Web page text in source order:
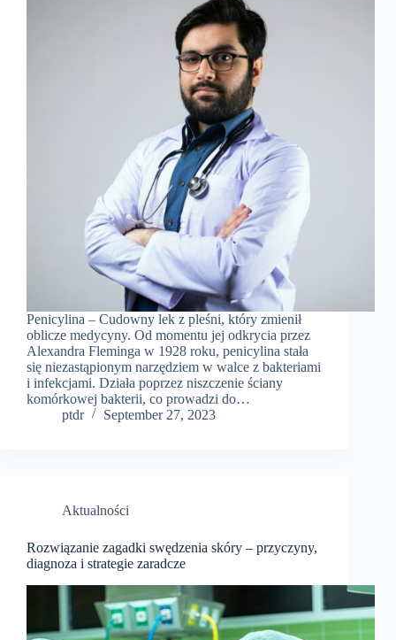
Penicylina – Cudowny lek z pleśni, który zmienił
oblicze medycyny. Od momentu jej odkrycia przez
Alexandra Fleminga w 1928 roku, penicylina stała
się niezastąpionym narzędziem w walce z bakteriami
i infekcjami. Działa poprzez niszczenie ściany
komórkowej bakterii, co prowadzi do…
ptdr
September 27, 2023
Aktualności
Rozwiązanie zagadki swędzenia skóry – przyczyny,
diagnoza i strategie zaradcze